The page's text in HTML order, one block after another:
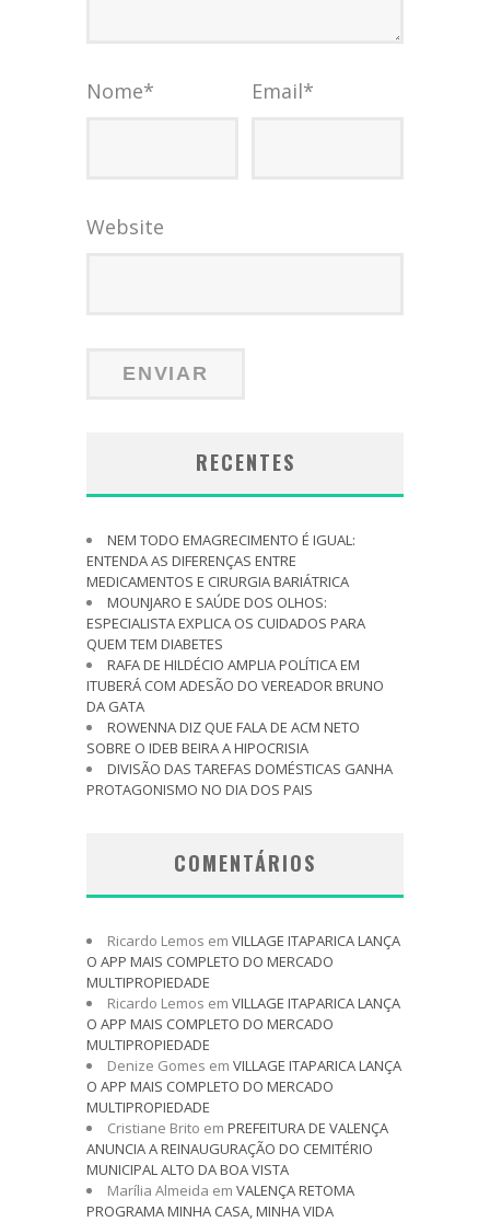
Nome* Email*
Website
RECENTES
NEM TODO EMAGRECIMENTO É IGUAL:
ENTENDA AS DIFERENÇAS ENTRE
MEDICAMENTOS E CIRURGIA BARIÁTRICA
MOUNJARO E SAÚDE DOS OLHOS:
ESPECIALISTA EXPLICA OS CUIDADOS PARA
QUEM TEM DIABETES
RAFA DE HILDÉCIO AMPLIA POLÍTICA EM
ITUBERÁ COM ADESÃO DO VEREADOR BRUNO
DA GATA
ROWENNA DIZ QUE FALA DE ACM NETO
SOBRE O IDEB BEIRA A HIPOCRISIA
DIVISÃO DAS TAREFAS DOMÉSTICAS GANHA
PROTAGONISMO NO DIA DOS PAIS
COMENTÁRIOS
Ricardo Lemos em VILLAGE ITAPARICA LANÇA
O APP MAIS COMPLETO DO MERCADO
MULTIPROPIEDADE
Ricardo Lemos em VILLAGE ITAPARICA LANÇA
O APP MAIS COMPLETO DO MERCADO
MULTIPROPIEDADE
Denize Gomes em VILLAGE ITAPARICA LANÇA
O APP MAIS COMPLETO DO MERCADO
MULTIPROPIEDADE
Cristiane Brito em PREFEITURA DE VALENÇA
ANUNCIA A REINAUGURAÇÃO DO CEMITÉRIO
MUNICIPAL ALTO DA BOA VISTA
Marília Almeida em VALENÇA RETOMA
PROGRAMA MINHA CASA, MINHA VIDA